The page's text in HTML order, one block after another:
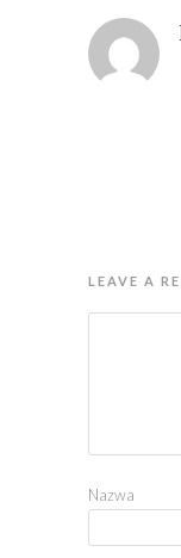
LEAVE A
Nazwa